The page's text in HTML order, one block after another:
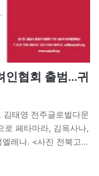
인협회 출범…귀
태영 전주글로벌다문
로 페타마라, 김옥사나,
레나. <사진 전북고려
센터장 김태영)의 후원